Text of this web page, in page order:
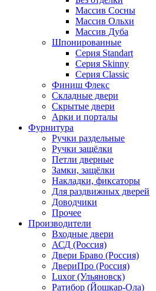
Массив Сосны
Массив Ольхи
Массив Дуба
Шпонированные
Серия Standart
Серия Skinny
Серия Classic
Финиш Флекс
Складные двери
Скрытые двери
Арки и порталы
Фурнитура
Ручки раздельные
Ручки защёлки
Петли дверные
Замки, защёлки
Накладки, фиксаторы
Для раздвижных дверей
Доводчики
Прочее
Производители
Входные двери
АСД (Россия)
Двери Браво (Россия)
ДвериПро (Россия)
Luxor (Ульяновск)
Ратибор (Йошкар-Ола)